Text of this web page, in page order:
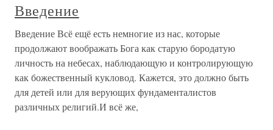
Введение
Введение Всё ещё есть немногие из нас, которые
продолжают воображать Бога как старую бородатую
личность на небесах, наблюдающую и контролирующую
как божественный кукловод. Кажется, это должно быть
для детей или для верующих фундаменталистов
различных религий.И всё же,